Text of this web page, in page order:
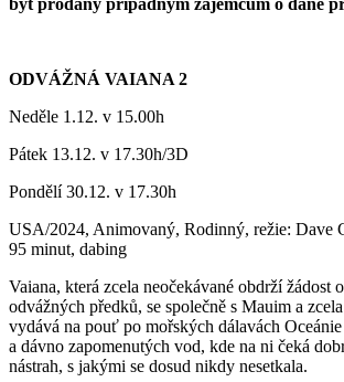
ODVÁŽNÁ VAIANA 2
Neděle 1.12. v 15.00h
Pátek 13.12. v 17.30h/3D
Pondělí 30.12. v 17.30h
USA/2024, Animovaný, Rodinný, režie: Dave
95 minut, dabing
Vaiana, která zcela neočekávané obdrží žádost
odvážných předků, se společně s Mauim a
vydává na pouť po mořských dálavách
a dávno zapomenutých vod, kde na ni čeká
nástrah, s jakými se dosud nikdy nesetkala.